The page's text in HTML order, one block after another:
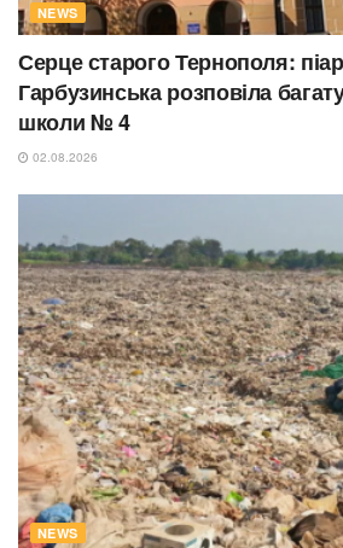
NEWS
Серце старого Тернополя:
Гарбузинська розповіла
школи № 4
02.08.2026
NEWS